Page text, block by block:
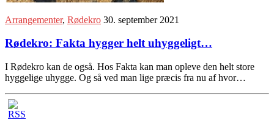
Arrangementer, Rødekro 30. september 2021
Rødekro: Fakta hygger helt uhyggeligt…
I Rødekro kan de også. Hos Fakta kan man opleve den helt store
hyggelige uhygge. Og så ved man lige præcis fra nu af hvor…